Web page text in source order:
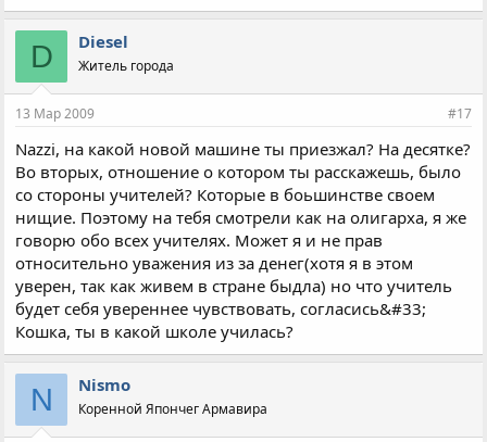
D Diesel
Житель города
13 Мар 2009 #17
Nazzi, на какой новой машине ты приезжал? На десятке?
Во вторых, отношение о котором ты расскажешь, было
со стороны учителей? Которые в боьшинстве своем
нищие. Поэтому на тебя смотрели как на олигарха, я же
говорю обо всех учителях. Может я и не прав
относительно уважения из за денег(хотя я в этом
уверен, так как живем в стране быдла) но что учитель
будет себя увереннее чувствовать, согласись&#33;
Кошка, ты в какой школе училась?
N Nismo
Коренной Япончег Армавира